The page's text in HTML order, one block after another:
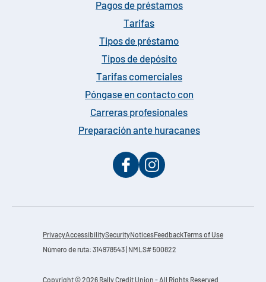
Pagos de préstamos
Tarifas
Tipos de préstamo
Tipos de depósito
Tarifas comerciales
Póngase en contacto con
Carreras profesionales
Preparación ante huracanes
PrivacyAccessibilitySecurityNoticesFeedback Terms of Use
Número de ruta: 314978543 | NMLS# 500822